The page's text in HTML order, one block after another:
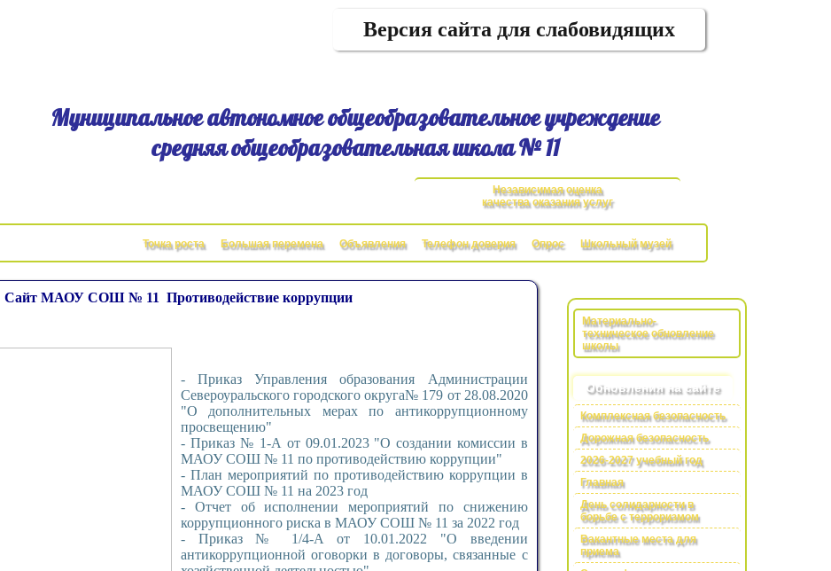
Версия сайта для слабовидящих
Муниципальное автономное общеобразовательное учреждение
средняя общеобразовательная школа № 11
Независимая оценка
качества оказания услуг
Точка роста Большая перемена Объявления Телефон доверия Опрос Школьный музей
Материально-
техническое обновление
школы
Обновления на сайте
Комплексная безопасность
Дорожная безопасность
2026-2027 учебный год
Главная
День солидарности в
борьбе с терроризмом
Вакантные места для
приема
Сайт МАОУ СОШ № 11 Противодействие коррупции
- Приказ Управления образования Администрации
Североуральского городского округа№ 179 от 28.08.2020
"О дополнительных мерах по антикоррупционному
просвещению"
- Приказ № 1-А от 09.01.2023 "О создании комиссии в
МАОУ СОШ № 11 по противодействию коррупции"
- План мероприятий по противодействию коррупции в
МАОУ СОШ № 11 на 2023 год
- Отчет об исполнении мероприятий по снижению
коррупционного риска в МАОУ СОШ № 11 за 2022 год
- Приказ № 1/4-А от 10.01.2022 "О введении
антикоррупционной оговорки в договоры, связанные с